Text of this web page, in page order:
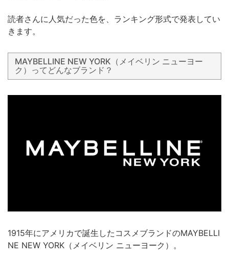
読者さんに人気だった色を、ランキング形式で発表してい
きます。
MAYBELLINE NEW YORK（メイベリン ニューヨー
ク）ってどんなブランド？
1915年にアメリカで誕生したコスメブランドのMAYBELLI
NE NEW YORK（メイベリン ニューヨーク）。